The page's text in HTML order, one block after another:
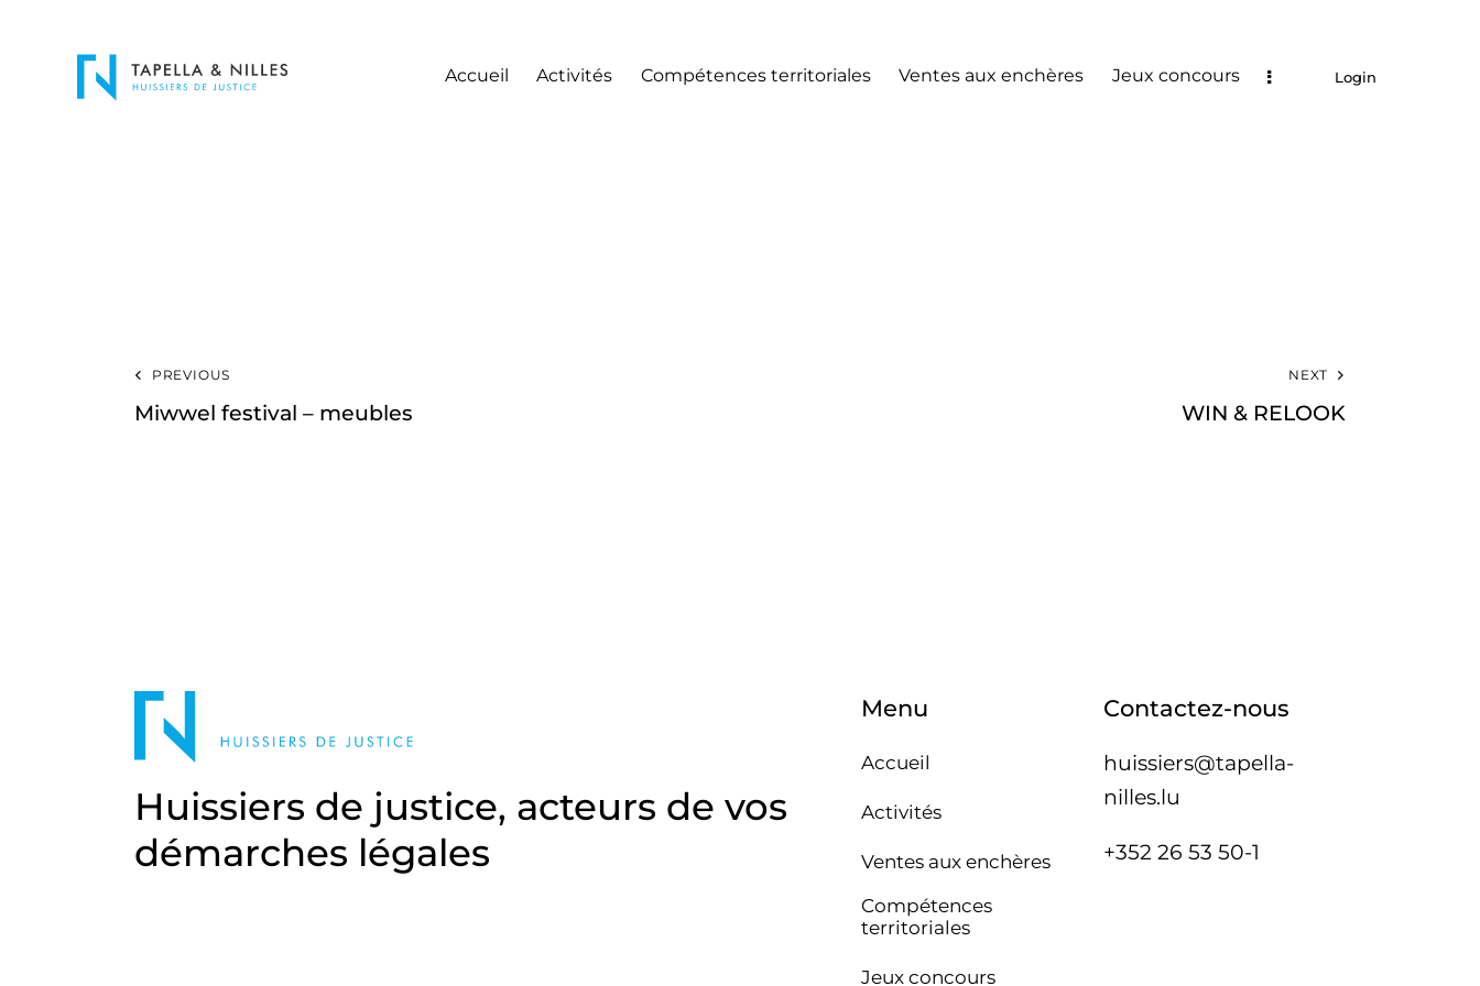
Accueil Activités Compétences territoriales Ventes aux enchères Jeux concours Login
PREVIOUS
Miwwel festival – meubles
NEXT
WIN & RELOOK
Huissiers de justice, acteurs de vos
démarches légales
Menu
Accueil
Activités
Ventes aux enchères
Compétences
territoriales
Jeux concours
Contactez-nous
huissiers@tapella-
nilles.lu
+352 26 53 50-1